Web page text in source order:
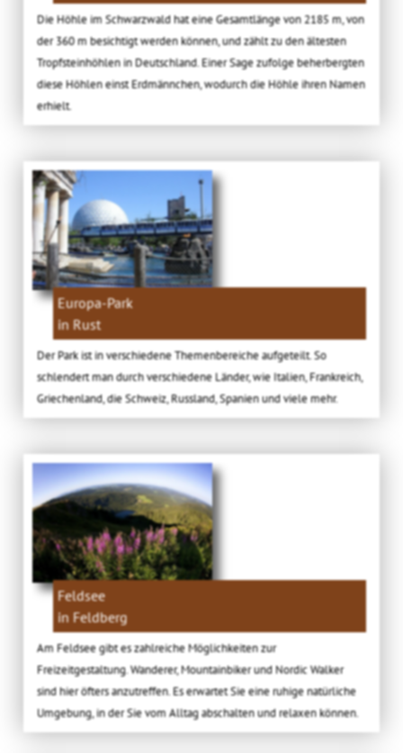
Die Höhle im Schwarzwald hat eine Gesamtlänge von 2185 m, von
der 360 m besichtigt werden können, und zählt zu den ältesten
Tropfsteinhöhlen in Deutschland. Einer Sage zufolge beherbergten
diese Höhlen einst Erdmännchen, wodurch die Höhle ihren Namen
erhielt.
Europa-Park
in Rust
Der Park ist in verschiedene Themenbereiche aufgeteilt. So
schlendert man durch verschiedene Länder, wie Italien, Frankreich,
Griechenland, die Schweiz, Russland, Spanien und viele mehr.
Feldsee
in Feldberg
Am Feldsee gibt es zahlreiche Möglichkeiten zur
Freizeitgestaltung. Wanderer, Mountainbiker und Nordic Walker
sind hier öfters anzutreffen. Es erwartet Sie eine ruhige natürliche
Umgebung, in der Sie vom Alltag abschalten und relaxen können.